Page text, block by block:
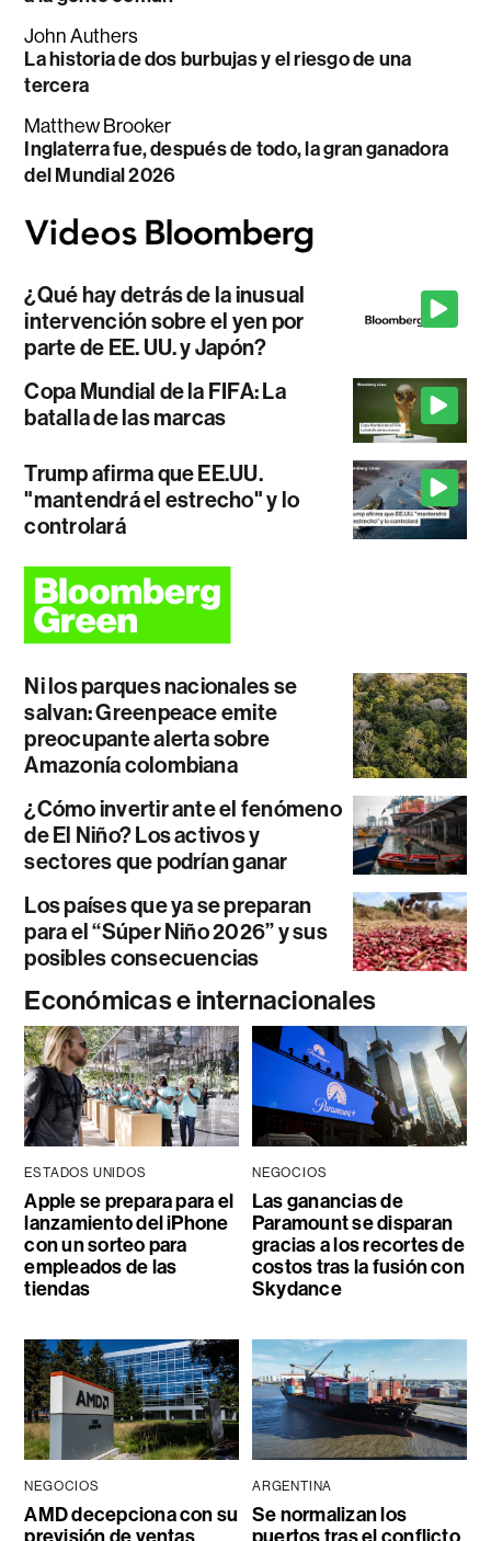
John Authers
La historia de dos burbujas y el riesgo de una
tercera
Matthew Brooker
Inglaterra fue, después de todo, la gran ganadora
del Mundial 2026
¿Qué hay detrás de la inusual
intervención sobre el yen por
parte de EE. UU. y Japón?
Copa Mundial de la FIFA: La
batalla de las marcas
Trump afirma que EE.UU.
"mantendrá el estrecho" y lo
controlará
Ni los parques nacionales se
salvan: Greenpeace emite
preocupante alerta sobre
Amazonía colombiana
¿Cómo invertir ante el fenómeno
de El Niño? Los activos y
sectores que podrían ganar
Los países que ya se preparan
para el “Súper Niño 2026” y sus
posibles consecuencias
Económicas e internacionales
ESTADOS UNIDOS
Apple se prepara para el
lanzamiento del iPhone
con un sorteo para
empleados de las
tiendas
NEGOCIOS
Las ganancias de
Paramount se disparan
gracias a los recortes de
costos tras la fusión con
Skydance
NEGOCIOS
AMD decepciona con su
ARGENTINA
Se normalizan los